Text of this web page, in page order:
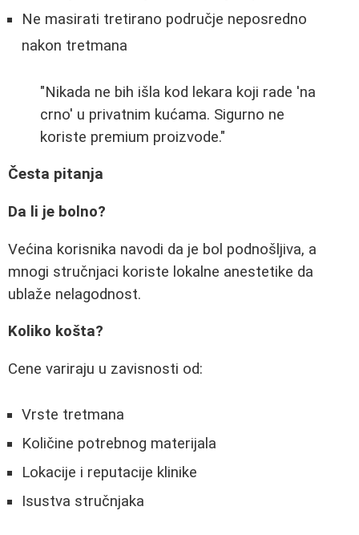
Ne masirati tretirano područje neposredno
nakon tretmana
"Nikada ne bih išla kod lekara koji rade 'na
crno' u privatnim kućama. Sigurno ne
koriste premium proizvode."
Česta pitanja
Da li je bolno?
Većina korisnika navodi da je bol podnošljiva, a
mnogi stručnjaci koriste lokalne anestetike da
ublaže nelagodnost.
Koliko košta?
Cene variraju u zavisnosti od:
Vrste tretmana
Količine potrebnog materijala
Lokacije i reputacije klinike
Isustva stručnjaka